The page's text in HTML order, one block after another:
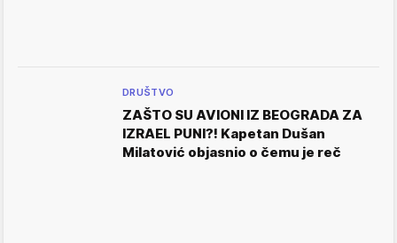
DRUŠTVO
ZAŠTO SU AVIONI IZ BEOGRADA ZA
IZRAEL PUNI?! Kapetan Dušan
Milatović objasnio o čemu je reč